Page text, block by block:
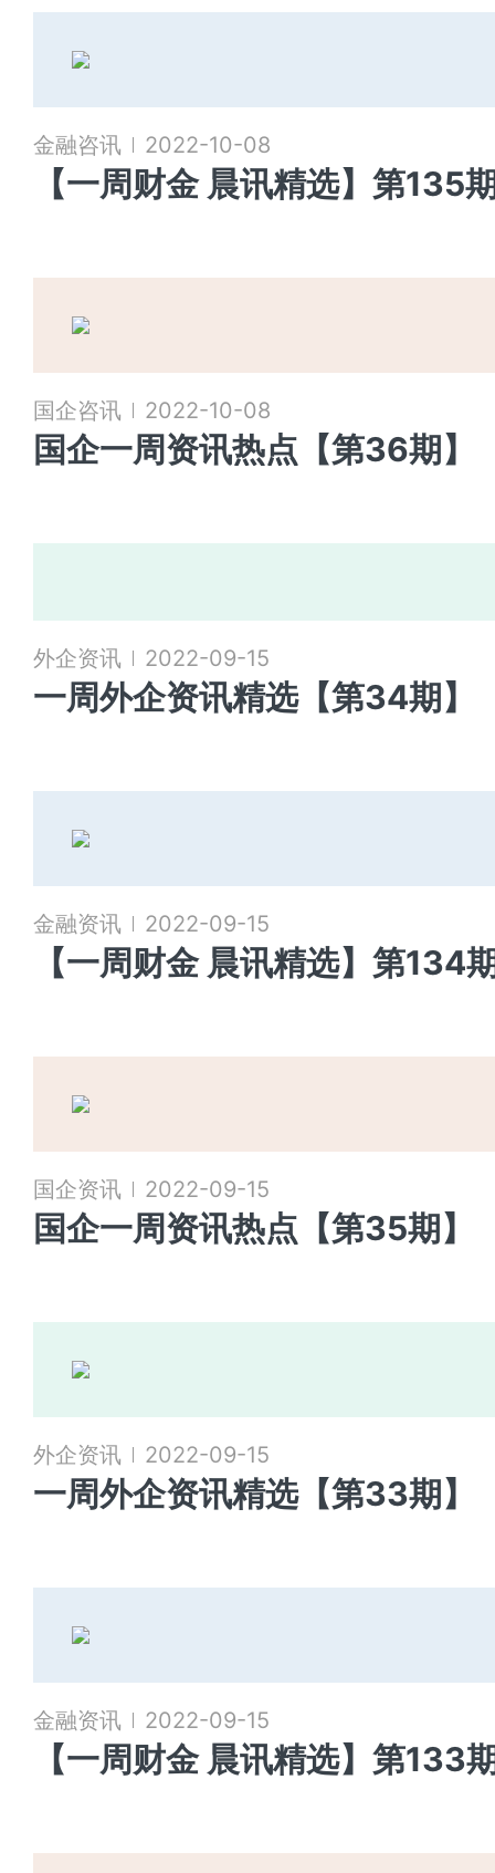
金融咨讯 2022-10-08
【一周财金 晨讯精选】第135
国企咨讯 2022-10-08
国企一周资讯热点【第36期】
外企资讯 2022-09-15
一周外企资讯精选【第34期】
金融资讯 2022-09-15
【一周财金 晨讯精选】第134
国企资讯 2022-09-15
国企一周资讯热点【第35期】
外企资讯 2022-09-15
一周外企资讯精选【第33期】
金融资讯 2022-09-15
【一周财金 晨讯精选】第133